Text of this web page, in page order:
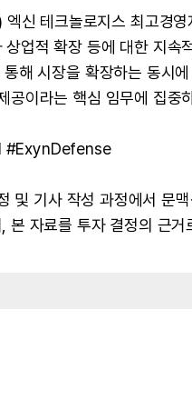
테크놀로지스 최고경영
업적 확장 등에 대한 지속
해 시장을 확장하는 동시
이라는 핵심 임무에 집중
#ExynDefense
및 기사 작성 과정에서 문
자료를 투자 결정의 근